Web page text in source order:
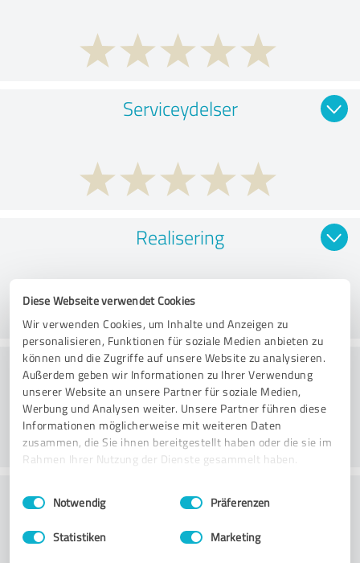
Diese Webseite verwendet Cookies
Wir verwenden Cookies, um Inhalte und Anzeigen zu
personalisieren, Funktionen für soziale Medien anbieten zu
können und die Zugriffe auf unsere Website zu analysieren.
Außerdem geben wir Informationen zu Ihrer Verwendung
unserer Website an unsere Partner für soziale Medien,
Werbung und Analysen weiter. Unsere Partner führen diese
Informationen möglicherweise mit weiteren Daten
zusammen, die Sie ihnen bereitgestellt haben oder die sie im
Rahmen Ihrer Nutzung der Dienste gesammelt haben.
Impressum Datenschutzbestimmungen
Einwilligungsauswahl
Notwendig Präferenzen
Statistiken Marketing
Serviceydelser
Realisering
Rådgivning
Kundeservice